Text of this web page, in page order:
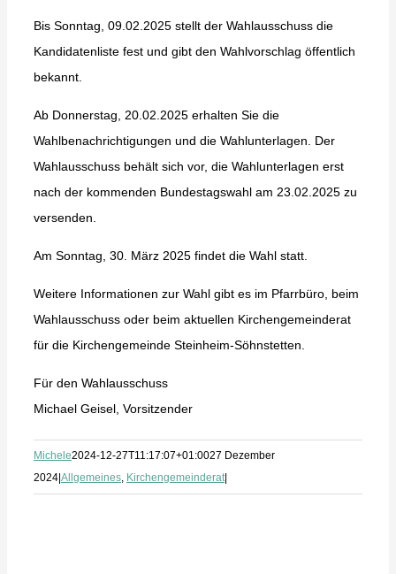
Bis Sonntag, 09.02.2025 stellt der Wahlausschuss die
Kandidatenliste fest und gibt den Wahlvorschlag öffentlich
bekannt.
Ab Donnerstag, 20.02.2025 erhalten Sie die
Wahlbenachrichtigungen und die Wahlunterlagen. Der
Wahlausschuss behält sich vor, die Wahlunterlagen erst
nach der kommenden Bundestagswahl am 23.02.2025 zu
versenden.
Am Sonntag, 30. März 2025 findet die Wahl statt.
Weitere Informationen zur Wahl gibt es im Pfarrbüro, beim
Wahlausschuss oder beim aktuellen Kirchengemeinderat
für die Kirchengemeinde Steinheim-Söhnstetten.
Für den Wahlausschuss
Michael Geisel, Vorsitzender
Michele2024-12-27T11:17:07+01:0027 Dezember
2024 Allgemeines, Kirchengemeinderat|